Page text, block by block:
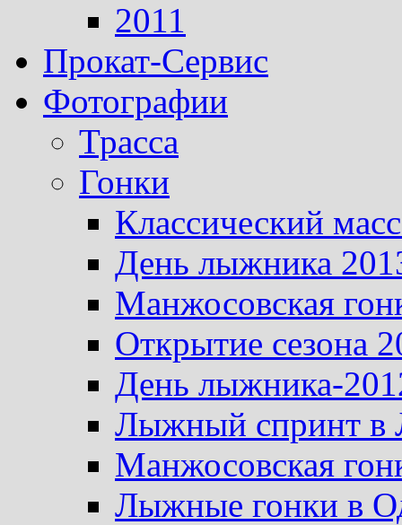
2011
Прокат-Сервис
Фотографии
Трасса
Гонки
Классический
День лыжника
Манжосовская
Открытие сезона
День лыжника-
Лыжный спринт в
Манжосовская
Лыжные гонки в